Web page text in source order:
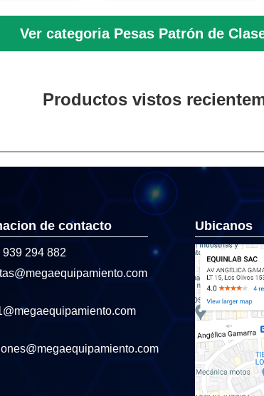
Ver categoria Pesas Patrón de
Productos vistos
de contacto
939 294 882
Ubicanos